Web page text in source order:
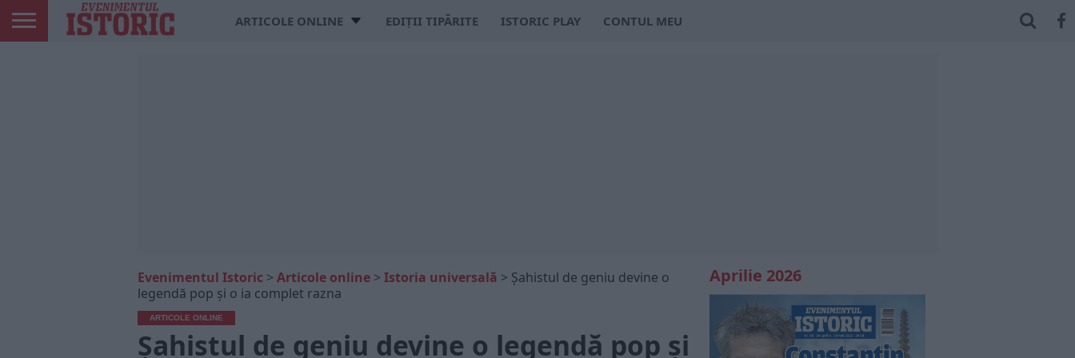
ARTICOLE ONLINE EDIȚII TIPĂRITE ISTORIC PLAY CONTUL MEU
Evenimentul Istoric > Articole online > Istoria universală > Șahistul de geniu devine o
legendă pop și o ia complet razna
ARTICOLE ONLINE
Șahistul de geniu devine o legendă pop și
Aprilie 2026